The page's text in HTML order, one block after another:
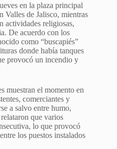
en la plaza principal
Valles de Jalisco, mientras
actividades religiosas,
De acuerdo con los
como “buscapiés”
donde había tanques
provocó un incendio y
muestran el momento en
comerciantes y
a salvo entre humo,
que varios
lo que provocó
los puestos instalados